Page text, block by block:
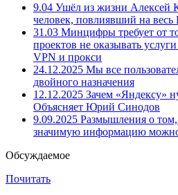
9.04 Ушёл из жизни Алексей
человек, повлиявший на весь
31.03 Минцифры требует от
проектов не оказывать
VPN и прокси
24.12.2025 Мы все
двойного назначения
12.12.2025 Зачем «Яндексу»
Объясняет Юрий Синодов
9.09.2025 Размышления о
значимую информацию
Обсуждаемое
Почитать